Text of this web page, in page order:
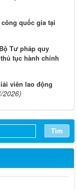
quốc gia tại
Tư pháp quy
tục hành chính
viên lao động
2026)
Tìm